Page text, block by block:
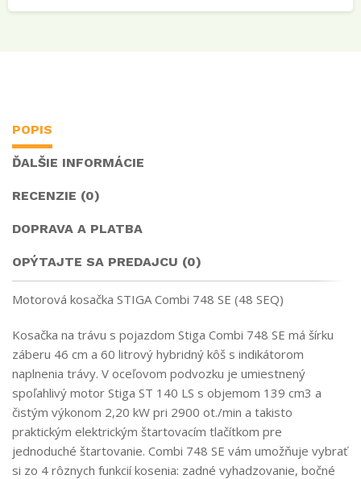
POPIS
ĎALŠIE INFORMÁCIE
RECENZIE (0)
DOPRAVA A PLATBA
OPÝTAJTE SA PREDAJCU (0)
Motorová kosačka STIGA Combi 748 SE (48 SEQ)
Kosačka na trávu s pojazdom Stiga Combi 748 SE má šírku
záberu 46 cm a 60 litrový hybridný kôš s indikátorom
naplnenia trávy. V oceľovom podvozku je umiestnený
spoľahlivý motor Stiga ST 140 LS s objemom 139 cm3 a
čistým výkonom 2,20 kW pri 2900 ot./min a takisto
praktickým elektrickým štartovacím tlačítkom pre
jednoduché štartovanie. Combi 748 SE vám umožňuje vybrať
si zo 4 rôznych funkcií kosenia: zadné vyhadzovanie, bočné